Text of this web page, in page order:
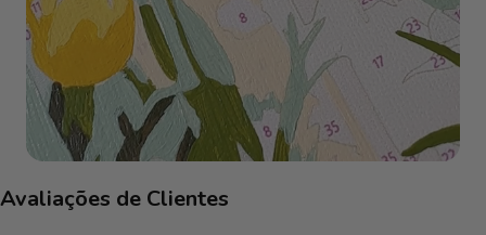
Avaliações de Clientes